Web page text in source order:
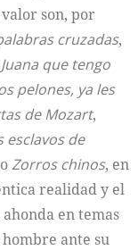
son, por
cruzadas,
que tengo
pelones, ya les
de Mozart,
esclavos de
oZorros chinos, en
realidad y el
en temas
ante su